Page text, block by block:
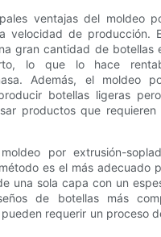
ventajas del moldeo
velocidad de producción.
gran cantidad de botellas
lo que lo hace
Además, el moldeo
botellas ligeras
productos que
por extrusión-
es el más adecuado
una sola capa con un
de botellas más
requerir un proceso